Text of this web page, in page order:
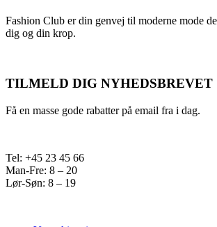
Fashion Club er din genvej til moderne mode
dig og din krop.
TILMELD DIG NYHEDSBREVET
Få en masse gode rabatter på email fra i dag.
Tel: +45 23 45 66
Man-Fre: 8 – 20
Lør-Søn: 8 – 19